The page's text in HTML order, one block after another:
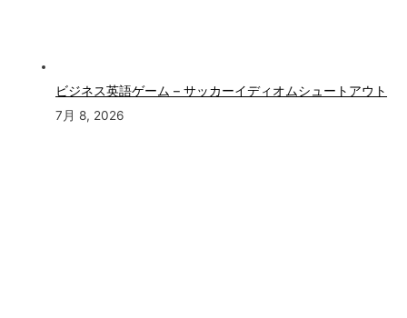
ビジネス英語ゲーム – サッカーイディオムシュートアウト
7月 8, 2026